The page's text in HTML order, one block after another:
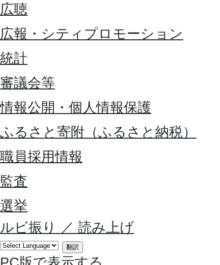
広聴
広報・シティプロモーション
統計
審議会等
情報公開・個人情報保護
ふるさと寄附（ふるさと納税）
職員採用情報
監査
選挙
ルビ振り
／ 読み上げ
翻訳